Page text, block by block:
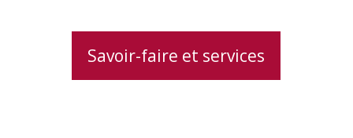
Savoir-faire et services